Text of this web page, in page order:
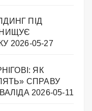
ПІД
2026-05-27
ЯК
СПРАВУ
2026-05-11